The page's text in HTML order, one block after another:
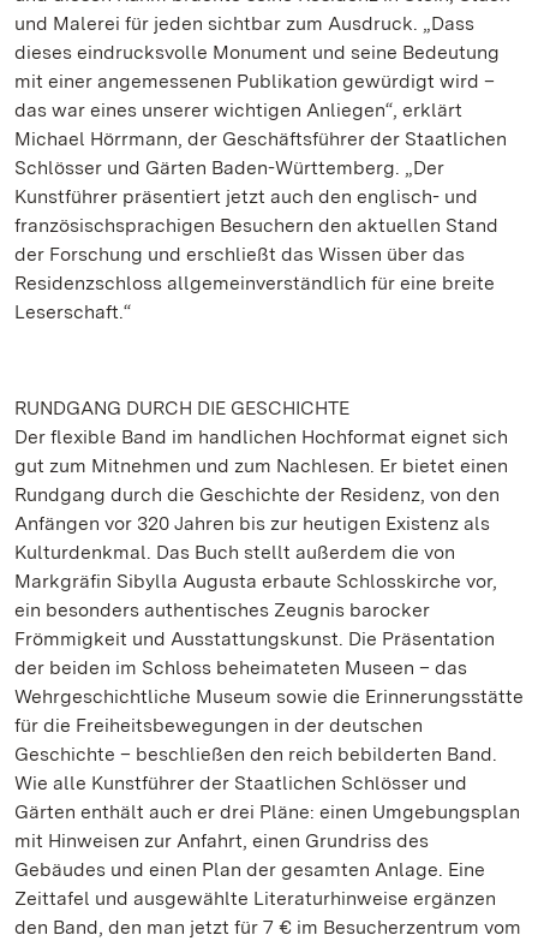
und Malerei für jeden sichtbar zum Ausdruck. „Dass
dieses eindrucksvolle Monument und seine Bedeutung
mit einer angemessenen Publikation gewürdigt wird –
das war eines unserer wichtigen Anliegen“, erklärt
Michael Hörrmann, der Geschäftsführer der Staatlichen
Schlösser und Gärten Baden-Württemberg. „Der
Kunstführer präsentiert jetzt auch den englisch- und
französischsprachigen Besuchern den aktuellen Stand
der Forschung und erschließt das Wissen über das
Residenzschloss allgemeinverständlich für eine breite
Leserschaft.“
RUNDGANG DURCH DIE GESCHICHTE
Der flexible Band im handlichen Hochformat eignet sich
gut zum Mitnehmen und zum Nachlesen. Er bietet einen
Rundgang durch die Geschichte der Residenz, von den
Anfängen vor 320 Jahren bis zur heutigen Existenz als
Kulturdenkmal. Das Buch stellt außerdem die von
Markgräfin Sibylla Augusta erbaute Schlosskirche vor,
ein besonders authentisches Zeugnis barocker
Frömmigkeit und Ausstattungskunst. Die Präsentation
der beiden im Schloss beheimateten Museen – das
Wehrgeschichtliche Museum sowie die Erinnerungsstätte
für die Freiheitsbewegungen in der deutschen
Geschichte – beschließen den reich bebilderten Band.
Wie alle Kunstführer der Staatlichen Schlösser und
Gärten enthält auch er drei Pläne: einen Umgebungsplan
mit Hinweisen zur Anfahrt, einen Grundriss des
Gebäudes und einen Plan der gesamten Anlage. Eine
Zeittafel und ausgewählte Literaturhinweise ergänzen
den Band, den man jetzt für 7 € im Besucherzentrum vom